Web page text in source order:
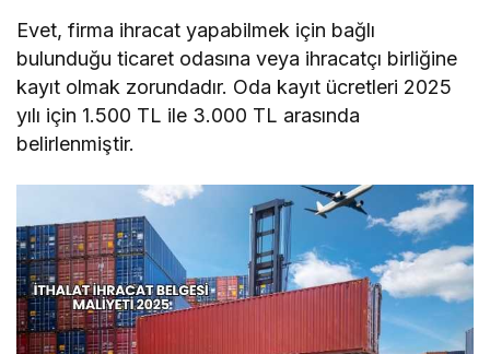
Evet, firma ihracat yapabilmek için bağlı
bulunduğu ticaret odasına veya ihracatçı birliğine
kayıt olmak zorundadır. Oda kayıt ücretleri 2025
yılı için 1.500 TL ile 3.000 TL arasında
belirlenmiştir.